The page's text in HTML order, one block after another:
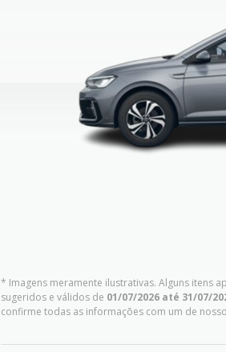
* Imagens meramente ilustrativas. Alguns itens
sugeridos e válidos de 01/07/2026 até 31/07/
confirme todas as informações com um de